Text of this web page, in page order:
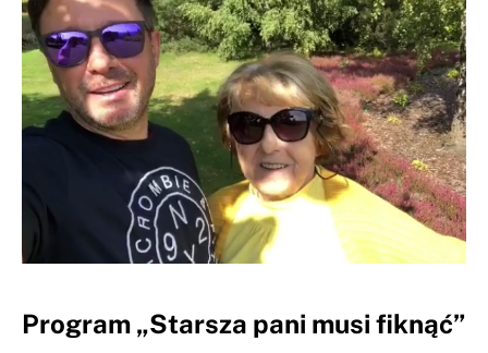
Program „Starsza pani musi fiknąć”